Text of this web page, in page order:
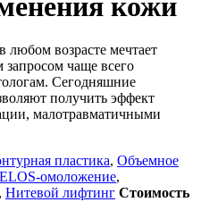
любом возрасте мечтает
чаще всего
Сегодняшние
получить эффект
малотравматичными
пластика, Объемное
ELOS-омоложение,
Нитевой лифтинг Стоимость